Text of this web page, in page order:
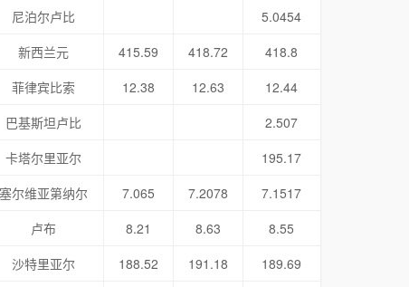
尼泊尔卢比
5.0454
新西兰元
415.59 418.72
418.8
菲律宾比索
12.38 12.63
12.44
巴基斯坦卢比
2.507
卡塔尔里亚尔
195.17
塞尔维亚第纳尔
7.065 7.2078
7.1517
卢布
8.21 8.63
8.55
沙特里亚尔
188.52 191.18
189.69